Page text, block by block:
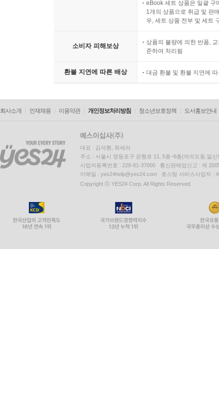
eBook 세트 상품은 일괄 구
1개의 상품으로 취급 및 판
우, 세트 상품 전부 및 세트
소비자 피해보상
상품의 불량에 의한 반품,
준하여 처리됨
환불 지연에 따른 배상 대금 환불 및 환불 지연에
회사소개 인재채용 이용약관 개인정보처리방침 청소년보호정책 도서홍보안내
대표 : 김석환, 최세라
주소 : 서울시 영등포구 은행로 11, 5층~6층(여의도동,일신
사업자등록번호 : 229-81-37000 통신판매업신고 : 제
이메일 : yes24help@yes24.com 호스팅 서비스사업자 :
Copyright ⓒ YES24 Corp. All Rights Reserved.